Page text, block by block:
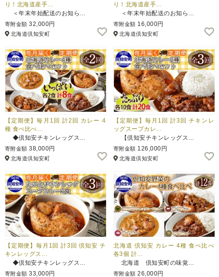
り！北海道産手…
＜年末年始配送のお知ら…
寄附金額 32,000円
北海道倶知安町
り！北海道産手…
＜年末年始配送のお知ら…
寄附金額 16,000円
北海道倶知安町
【定期便】毎月1回 計2回 カレー 4
種 食べ比べ…
◆倶知安チキンレッグス…
寄附金額 38,000円
北海道倶知安町
【定期便】毎月1回 計3回 チキンレ
ッグスープカレ…
【倶知安チキンレッグス…
寄附金額 126,000円
北海道倶知安町
【定期便】毎月1回 計3回 倶知安 チ
キンレッグス…
◆倶知安チキンレッグス…
寄附金額 33,000円
北海道 倶知安 カレー 4種 食べ比べ
各3個 計…
北海道 倶知安町の味覚…
寄附金額 26,000円